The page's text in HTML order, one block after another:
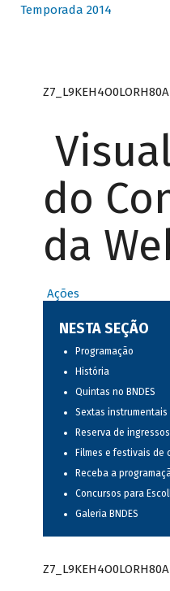
Temporada 2014
do
da
Ações
NESTA SEÇÃO
Programação
História
Quintas no BNDES
Sextas instrumentais
Reserva de ingressos
Filmes e festivais de
Receba a
Concursos para
Galeria BNDES